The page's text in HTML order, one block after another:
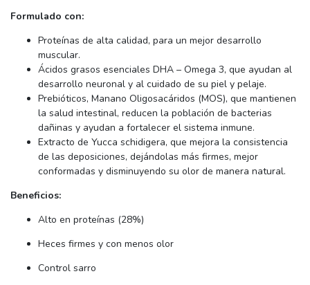
Formulado con:
Proteínas de alta calidad, para un mejor desarrollo
muscular.
Ácidos grasos esenciales DHA – Omega 3, que ayudan al
desarrollo neuronal y al cuidado de su piel y pelaje.
Prebióticos, Manano Oligosacáridos (MOS), que mantienen
la salud intestinal, reducen la población de bacterias
dañinas y ayudan a fortalecer el sistema inmune.
Extracto de Yucca schidigera, que mejora la consistencia
de las deposiciones, dejándolas más firmes, mejor
conformadas y disminuyendo su olor de manera natural.
Beneficios:
Alto en proteínas (28%)
Heces firmes y con menos olor
Control sarro